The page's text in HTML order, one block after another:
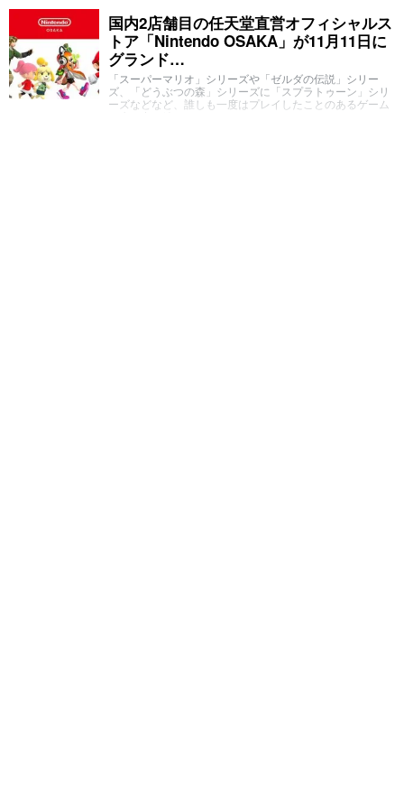
国内2店舗目の任天堂直営オフィシャルス
トア「Nintendo OSAKA」が11月11日に
グランド…
「スーパーマリオ」シリーズや「ゼルダの伝説」シリー
ズ、「どうぶつの森」シリーズに「スプラトゥーン」シリ
ーズなどなど、誰しも一度はプレイしたことのあるゲーム